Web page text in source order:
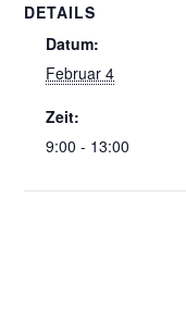
DETAILS
Datum:
Februar 4
Zeit:
9:00 - 13:00